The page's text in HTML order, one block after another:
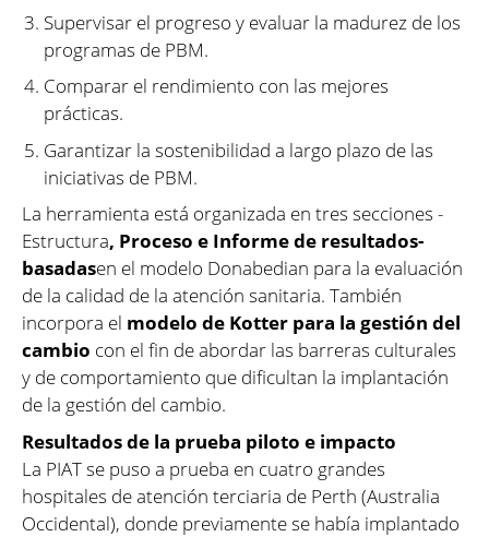
Supervisar el progreso y evaluar la madurez de los
programas de PBM.
Comparar el rendimiento con las mejores
prácticas.
Garantizar la sostenibilidad a largo plazo de las
iniciativas de PBM.
La herramienta está organizada en tres secciones -
Estructura, Proceso e Informe de resultados-
basadasen el modelo Donabedian para la evaluación
de la calidad de la atención sanitaria. También
incorpora el modelo de Kotter para la gestión del
cambio con el fin de abordar las barreras culturales
y de comportamiento que dificultan la implantación
de la gestión del cambio.
Resultados de la prueba piloto e impacto
La PIAT se puso a prueba en cuatro grandes
hospitales de atención terciaria de Perth (Australia
Occidental), donde previamente se había implantado